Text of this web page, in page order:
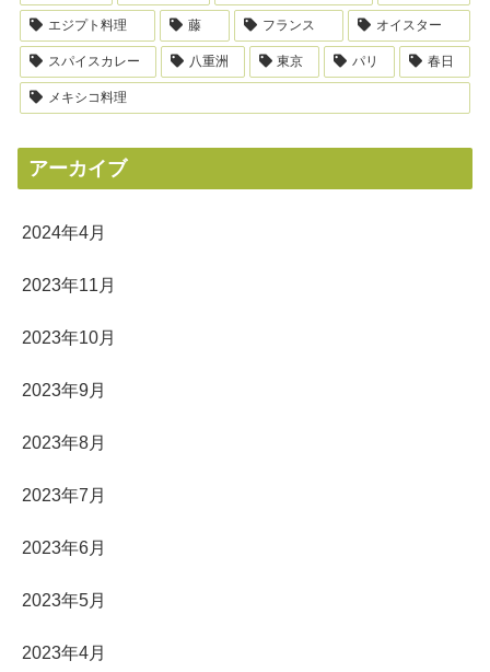
エジプト料理 藤 フランス オイスター
スパイスカレー 八重洲 東京 パリ 春日
メキシコ料理
アーカイブ
2024年4月
2023年11月
2023年10月
2023年9月
2023年8月
2023年7月
2023年6月
2023年5月
2023年4月